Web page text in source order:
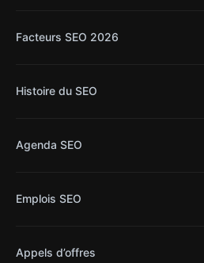
Facteurs SEO 2026
Histoire du SEO
Agenda SEO
Emplois SEO
Appels d’offres